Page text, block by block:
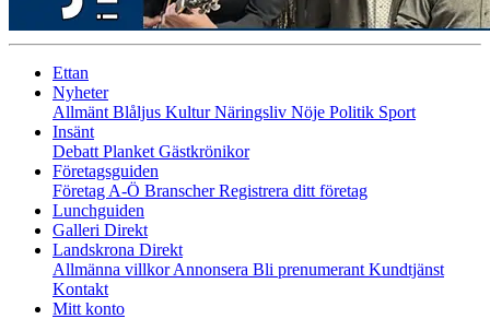
Ettan
Nyheter
Allmänt Blåljus KulturNäringsliv Nöje Politik Sport
Insänt
Debatt Planket Gästkrönikor
Företagsguiden
Företag A-Ö BranscherRegistrera ditt företag
Lunchguiden
Galleri Direkt
Landskrona Direkt
Allmänna villkorAnnonsera Bli prenumerant Kundtjänst
Kontakt
Mitt konto